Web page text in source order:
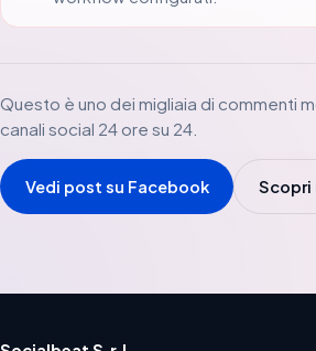
Questo è uno dei migliaia di commenti
canali social 24 ore su 24.
Vedi post su Facebook Scopri